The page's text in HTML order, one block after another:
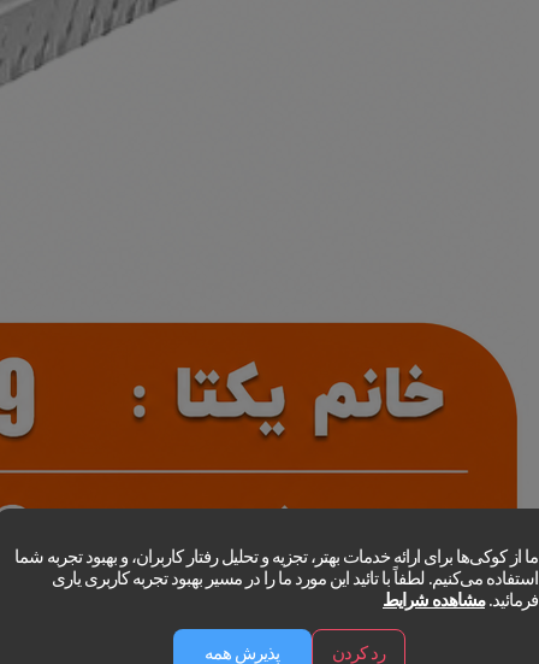
ما از کوکی‌ها برای ارائه خدمات بهتر، تجزیه و تحلیل رفتار کاربران، و بهبود تجربه شما
استفاده می‌کنیم. لطفاً با تائید این مورد ما را در مسیر بهبود تجربه کاربری یاری
فرمائید.مشاهده شرایط
رد کردن پذیرش همه